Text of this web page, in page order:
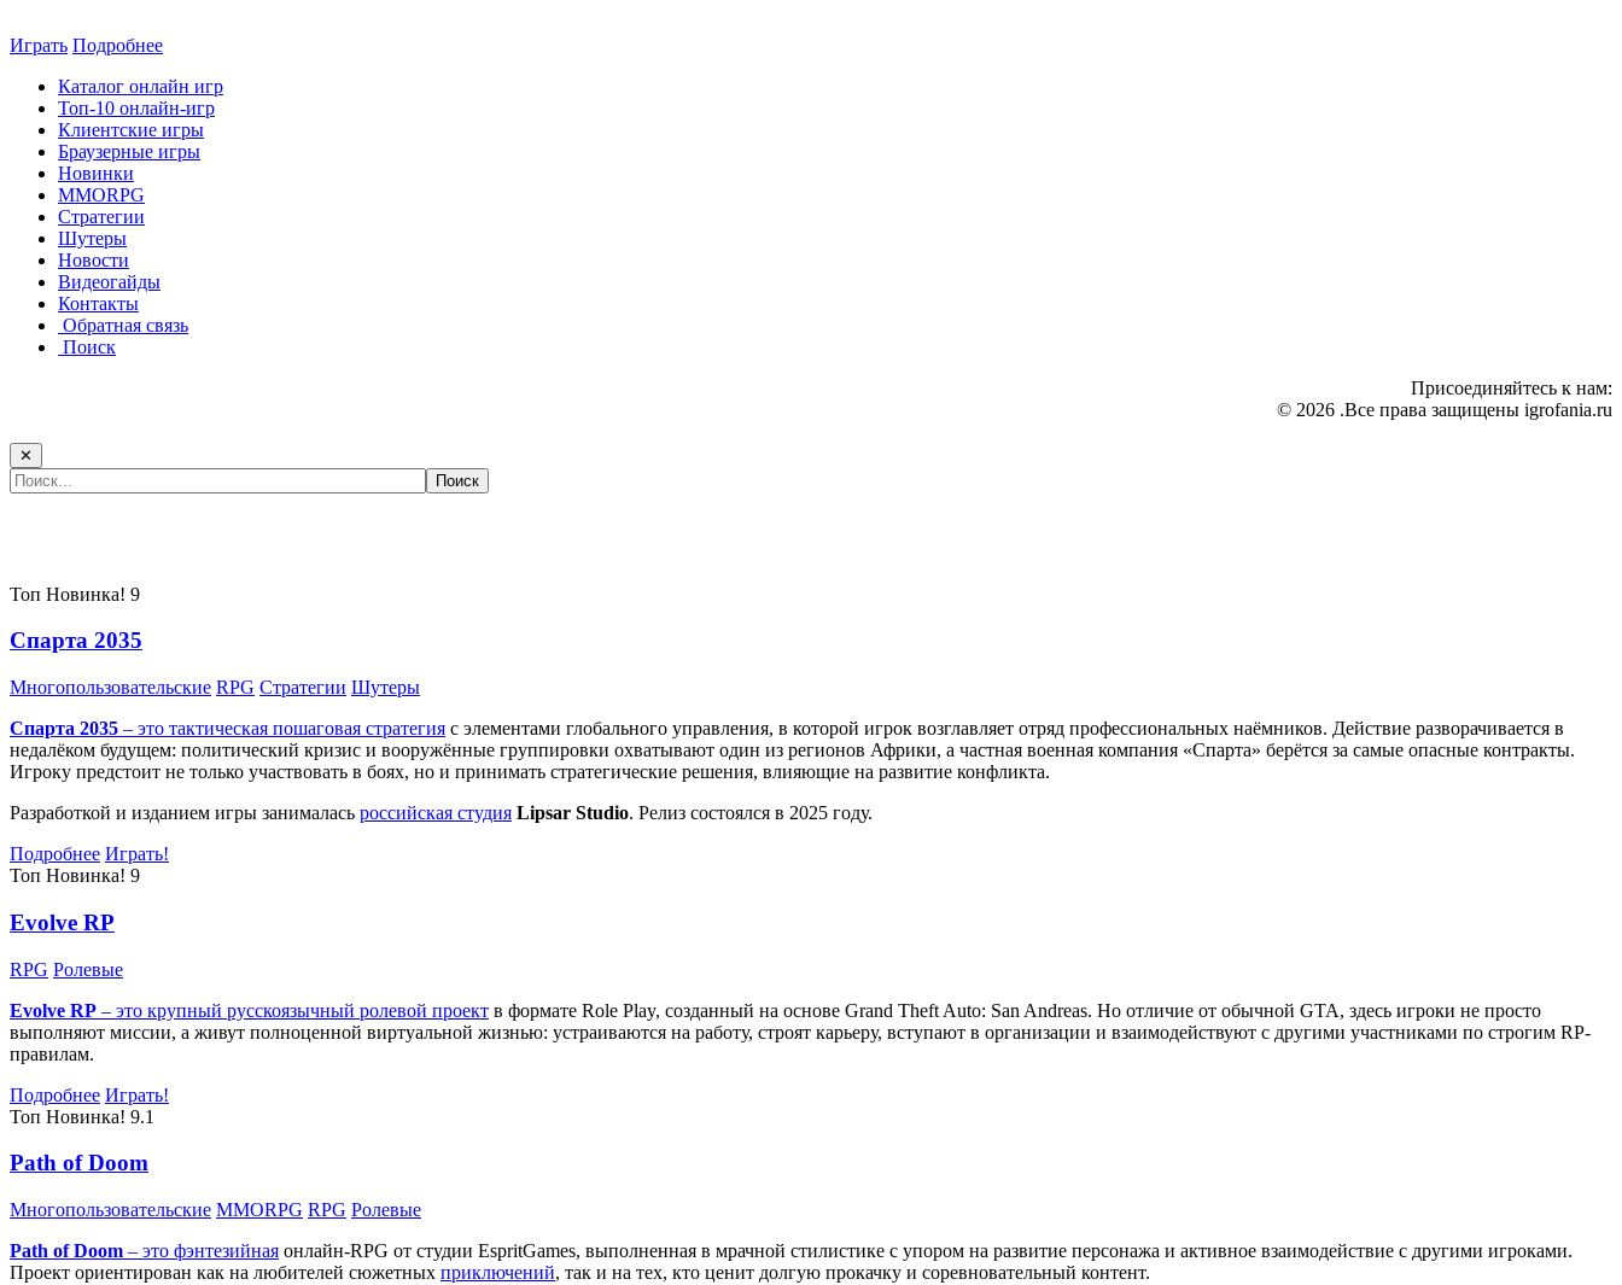
Играть Подробнее
Каталог онлайн игр
Топ-10 онлайн-игр
Клиентские игры
Браузерные игры
Новинки
MMORPG
Стратегии
Шутеры
Новости
Видеогайды
Контакты
Обратная связь
Поиск
Присоединяйтесь к нам:
© 2026 .Все права защищены igrofania.ru
✕
Топ Новинка! 9
Спарта 2035
Многопользовательские RPG Стратегии Шутеры
Спарта 2035 – это тактическая пошаговая стратегия с элементами глобального управления, в которой игрок возглавляет отряд профессиональных наёмников. Действие разворачивается в
недалёком будущем: политический кризис и вооружённые группировки охватывают один из регионов Африки, а частная военная компания «Спарта» берётся за самые опасные контракты.
Игроку предстоит не только участвовать в боях, но и принимать стратегические решения, влияющие на развитие конфликта.
Разработкой и изданием игры занималась российская студия Lipsar Studio. Релиз состоялся в 2025 году.
Подробнее Играть!
Топ Новинка! 9
Evolve RP
RPG Ролевые
Evolve RP – это крупный русскоязычный ролевой проект в формате Role Play, созданный на основе Grand Theft Auto: San Andreas. Но отличие от обычной GTA, здесь игроки не просто
выполняют миссии, а живут полноценной виртуальной жизнью: устраиваются на работу, строят карьеру, вступают в организации и взаимодействуют с другими участниками по строгим RP-
правилам.
Подробнее Играть!
Топ Новинка! 9.1
Path of Doom
Многопользовательские MMORPG RPG Ролевые
Path of Doom – это фэнтезийная онлайн-RPG от студии EspritGames, выполненная в мрачной стилистике с упором на развитие персонажа и активное взаимодействие с другими игроками.
Проект ориентирован как на любителей сюжетных приключений, так и на тех, кто ценит долгую прокачку и соревновательный контент.